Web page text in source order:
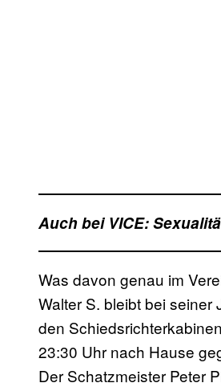
Auch bei VICE:
Was davon genau im
Walter S. bleibt bei
den
23:30 Uhr nach Hause
Der Schatzmeister Peter